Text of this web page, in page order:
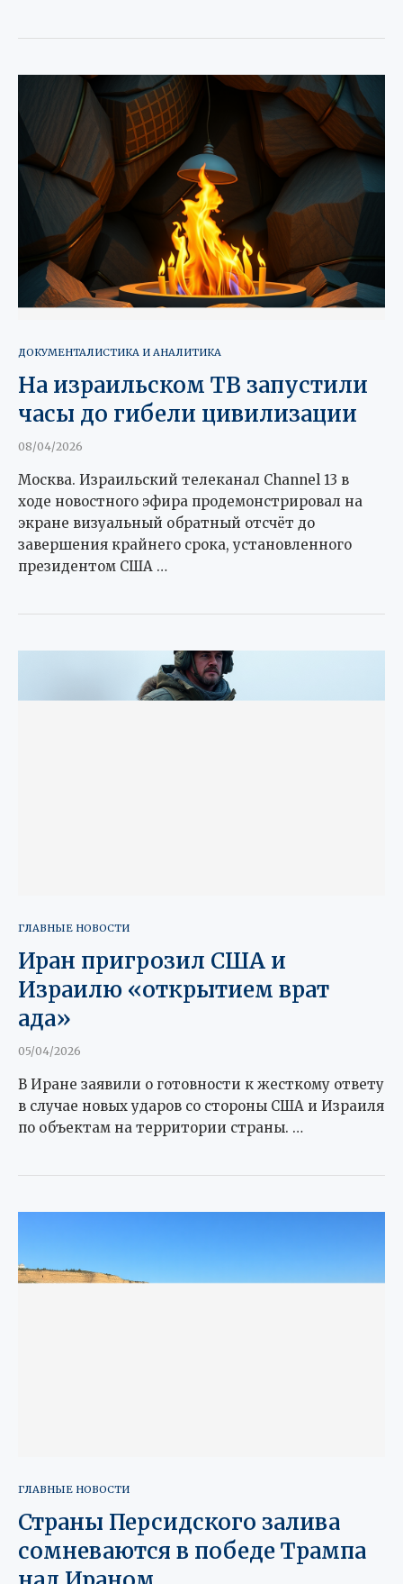
ДОКУМЕНТАЛИСТИКА И АНАЛИТИКА
На израильском ТВ запустили
часы до гибели цивилизации
08/04/2026
Москва. Израильский телеканал Channel 13 в
ходе новостного эфира продемонстрировал на
экране визуальный обратный отсчёт до
завершения крайнего срока, установленного
президентом США …
ГЛАВНЫЕ НОВОСТИ
Иран пригрозил США и
Израилю «открытием врат
ада»
05/04/2026
В Иране заявили о готовности к жесткому ответу
в случае новых ударов со стороны США и Израиля
по объектам на территории страны. …
ГЛАВНЫЕ НОВОСТИ
Страны Персидского залива
сомневаются в победе Трампа